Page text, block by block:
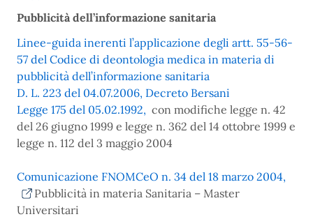
Pubblicità dell’informazione sanitaria
Linee-guida inerenti l’applicazione degli artt. 55-56-
57 del Codice di deontologia medica in materia di
pubblicità dell’informazione sanitaria
D. L. 223 del 04.07.2006, Decreto Bersani
Legge 175 del 05.02.1992, con modifiche legge n. 42
del 26 giugno 1999 e legge n. 362 del 14 ottobre 1999 e
legge n. 112 del 3 maggio 2004
Comunicazione FNOMCeO n. 34 del 18 marzo 2004,
Pubblicità in materia Sanitaria – Master
Universitari